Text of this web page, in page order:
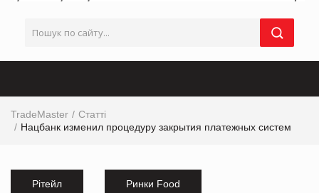
TradeMaster
Статті
Нацбанк изменил процедуру закрытия платежных систем
Рітейл Ринки Food